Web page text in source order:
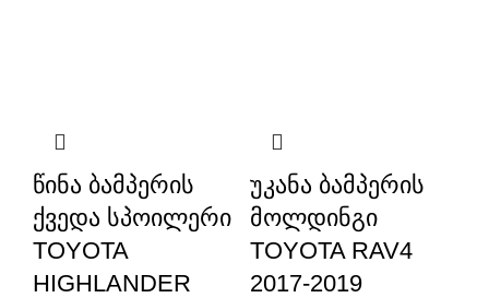
წინა ბამპერის
ქვედა სპოილერი
TOYOTA
HIGHLANDER
უკანა ბამპერის
მოლდინგი
TOYOTA RAV4
2017-2019